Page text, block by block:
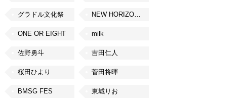
グラドル文化祭 NEW HORIZON FEST
ONE OR EIGHT milk
佐野勇斗 吉田仁人
桜田ひより 菅田将暉
BMSG FES 東城りお